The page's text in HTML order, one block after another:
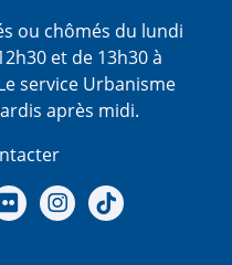
ou chômés du lundi
et de 13h30 à
service Urbanisme
après midi.
- (twitter)
chaine Youtube
Notre Gallerie sur Flickr
Notre Instagram